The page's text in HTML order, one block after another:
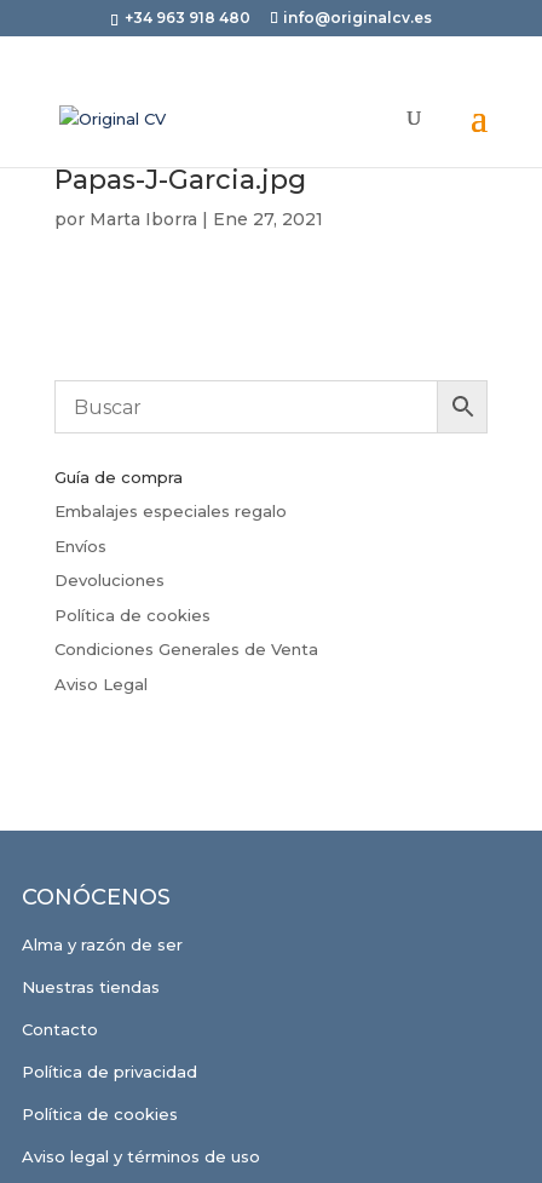
+34 963 918 480 info@originalcv.es
Papas-J-Garcia.jpg
por Marta Iborra | Ene 27, 2021
Guía de compra
Embalajes especiales regalo
Envíos
Devoluciones
Política de cookies
Condiciones Generales de Venta
Aviso Legal
CONÓCENOS
Alma y razón de ser
Nuestras tiendas
Contacto
Política de privacidad
Política de cookies
Aviso legal y términos de uso